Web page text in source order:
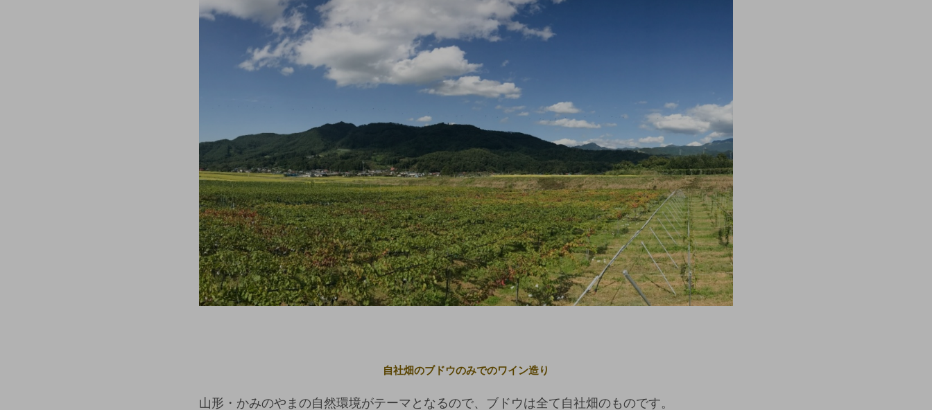
自社畑のブドウのみでのワイン造り
山形・かみのやまの自然環境がテーマとなるので、ブドウは全て自社畑のものです。